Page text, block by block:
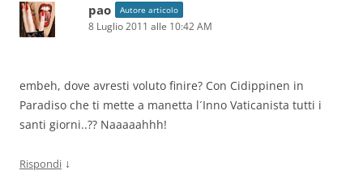
pao Autore articolo
8 Luglio 2011 alle 10:42 AM
embeh, dove avresti voluto finire? Con Cidippinen in
Paradiso che ti mette a manetta l´Inno Vaticanista tutti i
santi giorni..?? Naaaaahhh!
Rispondi ↓